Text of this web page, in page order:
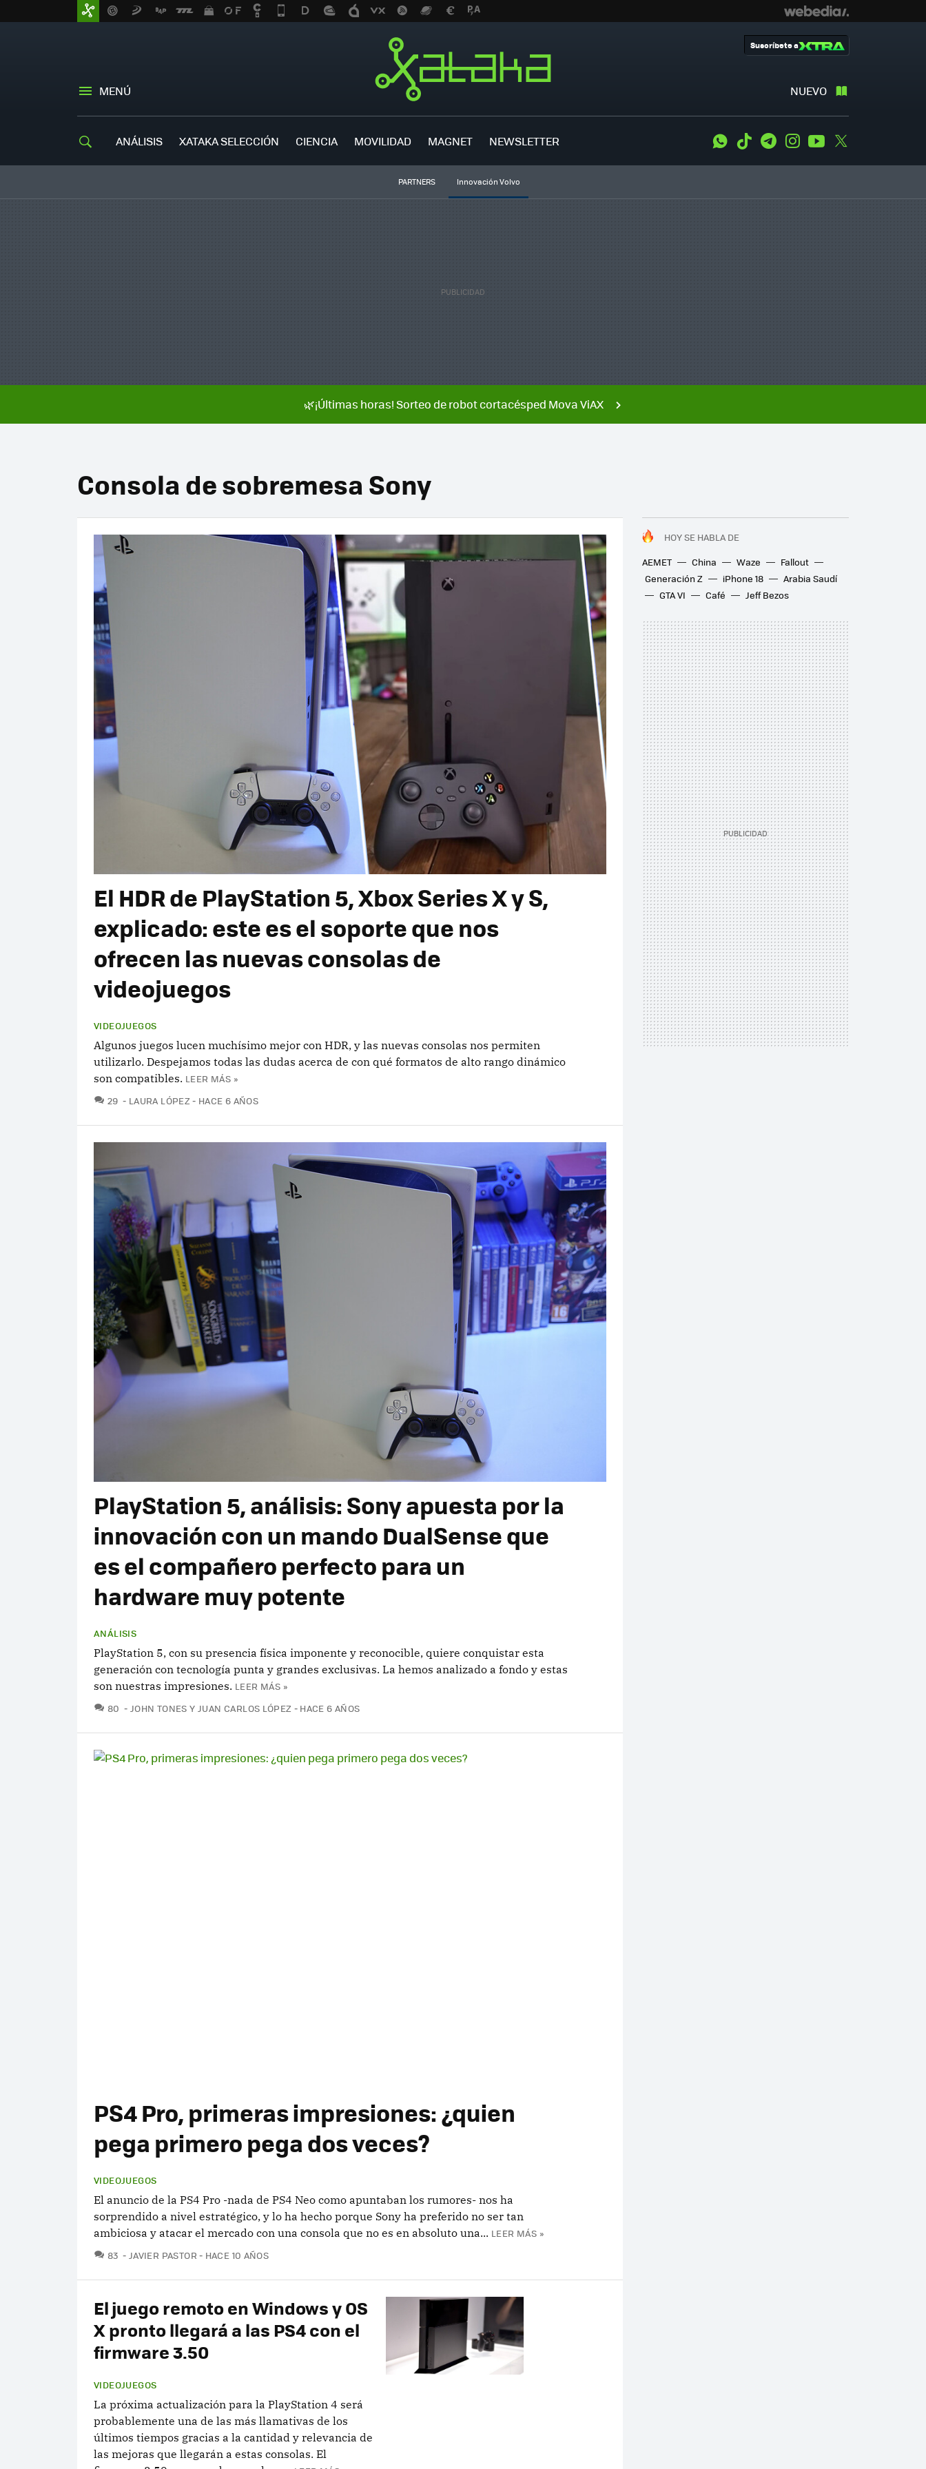
MENÚ NUEVO
Suscríbete a
ANÁLISIS XATAKA SELECCIÓN CIENCIA MOVILIDAD MAGNET NEWSLETTER WhatsApp
Tiktok TelegramInstagramYoutube
PARTNERS Innovación Volvo
🌿¡Últimas horas! Sorteo de robot cortacésped Mova ViAX
Consola de sobremesa Sony
HOY SE HABLA DE
AEMET
China Waze
Fallout
Generación Z
iPhone 18
Arabia Saudí
GTA VI
Café Jeff Bezos
El HDR de PlayStation 5, Xbox Series X y S,
explicado: este es el soporte que nos
ofrecen las nuevas consolas de
videojuegos
VIDEOJUEGOS
Algunos juegos lucen muchísimo mejor con HDR, y las nuevas consolas nos permiten
utilizarlo. Despejamos todas las dudas acerca de con qué formatos de alto rango dinámico
son compatibles. LEER MÁS »
29 COMENTARIOS
LAURA LÓPEZ HACE 6 AÑOS
PlayStation 5, análisis: Sony apuesta por la
innovación con un mando DualSense que
es el compañero perfecto para un
hardware muy potente
ANÁLISIS
PlayStation 5, con su presencia física imponente y reconocible, quiere conquistar esta
generación con tecnología punta y grandes exclusivas. La hemos analizado a fondo y estas
son nuestras impresiones. LEER MÁS »
80 COMENTARIOS
JOHN TONES Y JUAN CARLOS LÓPEZ HACE 6 AÑOS
PS4 Pro, primeras impresiones: ¿quien
pega primero pega dos veces?
VIDEOJUEGOS
El anuncio de la PS4 Pro -nada de PS4 Neo como apuntaban los rumores- nos ha
sorprendido a nivel estratégico, y lo ha hecho porque Sony ha preferido no ser tan
ambiciosa y atacar el mercado con una consola que no es en absoluto una... LEER MÁS »
83 COMENTARIOS
JAVIER PASTOR HACE 10 AÑOS
El juego remoto en Windows y OS
X pronto llegará a las PS4 con el
firmware 3.50
VIDEOJUEGOS
La próxima actualización para la PlayStation 4 será
probablemente una de las más llamativas de los
últimos tiempos gracias a la cantidad y relevancia de
las mejoras que llegarán a estas consolas. El